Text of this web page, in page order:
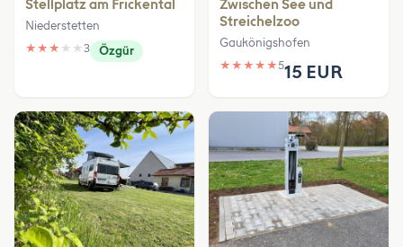
Stellplatz am Frickental
Niederstetten
★ ★ ★ ★ ★ 3 Özgür
Zwischen See und
Streichelzoo
Gaukönigshofen
★ ★ ★ ★ ★515 EUR